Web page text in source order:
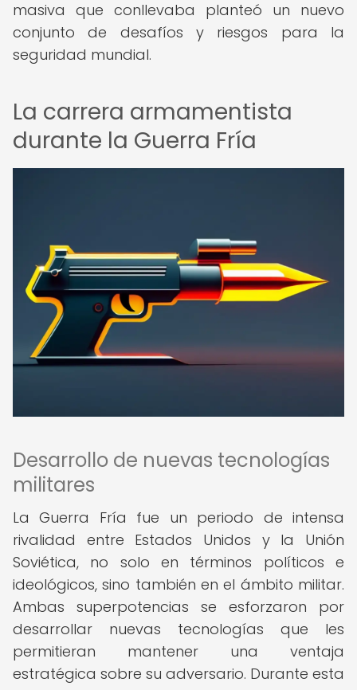
masiva que conllevaba planteó un nuevo
conjunto de desafíos y riesgos para la
seguridad mundial.
La carrera armamentista
durante la Guerra Fría
Desarrollo de nuevas tecnologías
militares
La Guerra Fría fue un periodo de intensa
rivalidad entre Estados Unidos y la Unión
Soviética, no solo en términos políticos e
ideológicos, sino también en el ámbito militar.
Ambas superpotencias se esforzaron por
desarrollar nuevas tecnologías que les
permitieran mantener una ventaja
estratégica sobre su adversario. Durante esta